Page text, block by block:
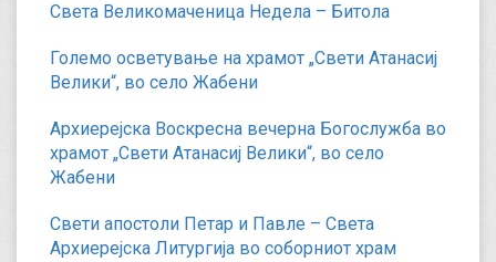
Света Великомаченица Недела – Битола
Големо осветување на храмот „Свети Атанасиј
Велики“, во село Жабени
Архиерејска Воскресна вечерна Богослужба во
храмот „Свети Атанасиј Велики“, во село
Жабени
Свети апостоли Петар и Павле – Света
Архиерејска Литургија во соборниот храм